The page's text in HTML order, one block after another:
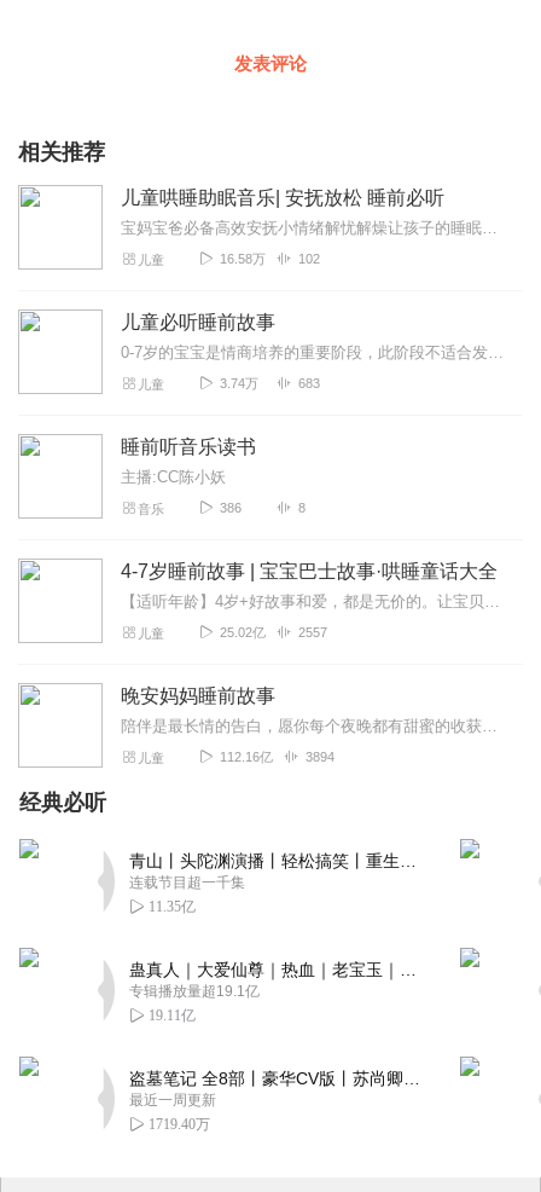
发表评论
相关推荐
儿童哄睡助眠音乐| 安抚放松 睡前必听
宝妈宝爸必备高效安抚小情绪解忧解燥让孩子的睡眠更深层睡出好情绪睡出聪明大脑！
儿童 16.58万 102
儿童必听睡前故事
0-7岁的宝宝是情商培养的重要阶段，此阶段不适合发展逻辑思维，会影响情商发展。本专辑内含上百个睡前情商故事，通过讲述故事的形式传达情感习惯给孩子情商熏陶。睡眠质...
儿童 3.74万 683
睡前听音乐读书
主播:CC陈小妖
音乐 386 8
4-7岁睡前故事 | 宝宝巴士故事·哄睡童话大全
【适听年龄】4岁+好故事和爱，都是无价的。让宝贝们的睡前时光更有趣有益是我们的期望！——宝宝巴士专辑针对不同年龄段的小朋友，专门订制了多种精彩的主题故事，如培养...
儿童 25.02亿 2557
晚安妈妈睡前故事
陪伴是最长情的告白，愿你每个夜晚都有甜蜜的收获！【微信公众号：晚安妈妈】第一时间分享晚安妈妈和小朋友们的研学旅行喔~晚安妈妈一级播音员，童话作家被300万家庭认...
儿童 112.16亿 3894
经典必听
连载节目超一千集
11.35亿
专辑播放量超19.1亿
19.11亿
最近一周更新
1719.40万